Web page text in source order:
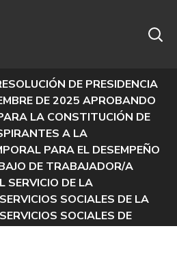
DE PRESIDENCIA
DE 2025 APROBANDO
LA CONSTITUCIÓN DE
A LA
PARA EL DESEMPEÑO
DE TRABAJADOR/A
SERVICIO DE LA
SOCIALES DE LA
SOCIALES DE